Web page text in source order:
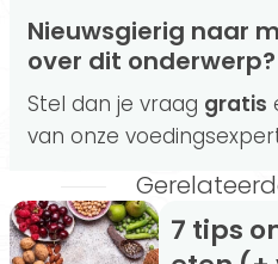
Nieuwsgierig naar meer informatie
over dit onderwerp?
Stel dan je vraag gratis
van onze
7 tips om meer vezels te